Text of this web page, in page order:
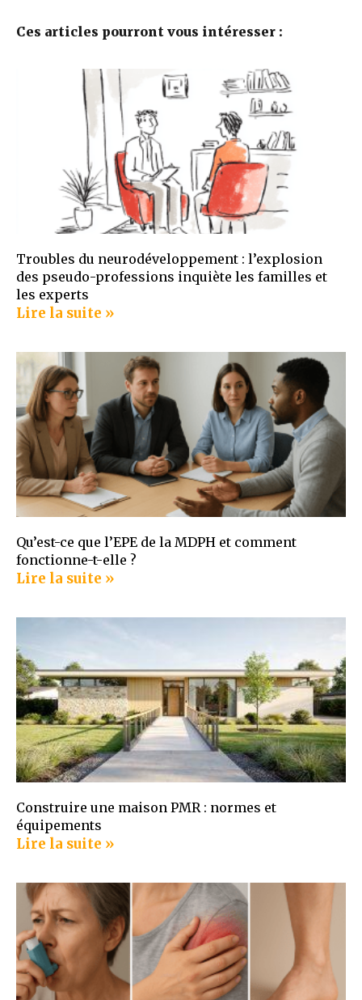
Ces articles pourront vous intéresser :
Troubles du neurodéveloppement : l’explosion
des pseudo-professions inquiète les familles et
les experts
Lire la suite »
Qu’est-ce que l’EPE de la MDPH et comment
fonctionne-t-elle ?
Lire la suite »
Construire une maison PMR : normes et
équipements
Lire la suite »